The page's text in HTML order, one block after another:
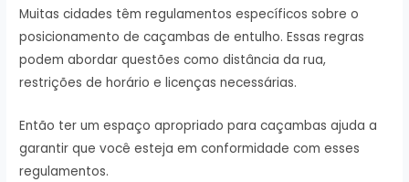
Muitas cidades têm regulamentos específicos sobre o
posicionamento de caçambas de entulho. Essas regras
podem abordar questões como distância da rua,
restrições de horário e licenças necessárias.
Então ter um espaço apropriado para caçambas ajuda a
garantir que você esteja em conformidade com esses
regulamentos.